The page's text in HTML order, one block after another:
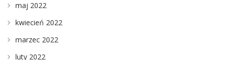
maj 2022
kwiecień 2022
marzec 2022
luty 2022